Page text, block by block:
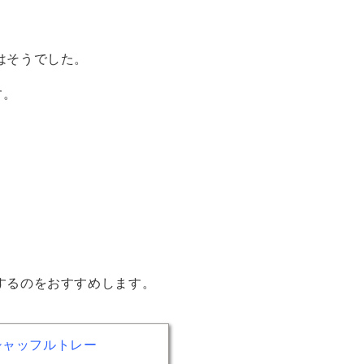
うでした。
のをおすすめします。
ッフルトレー